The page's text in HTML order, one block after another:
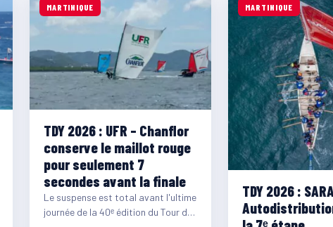
MARTINIQUE
TDY 2026 : UFR – Chanflor
conserve le maillot rouge
pour seulement 7
secondes avant la finale
Le suspense est total avant l'ultime
journée de la 40ᵉ édition du Tour des
MARTINIQUE
TDY 2026 : SARA